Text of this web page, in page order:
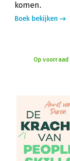
komen.
Boek bekijken
Op